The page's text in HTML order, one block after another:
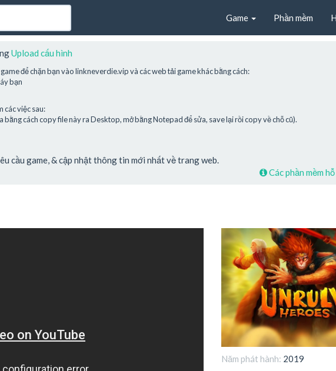
Game Phần mềm
Upload cấu hình
để chặn bạn vào linkneverdie.vip và các web tải game khác bằng cách:
bạn
các việc sau:
cách copy file này ra Desktop, mở bằng Notepad để sửa, save lại rồi copy về chỗ cũ).
cầu game, & cập nhật thông tin mới nhất về trang web.
Các phần mềm
Năm phát hành: 2019